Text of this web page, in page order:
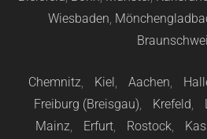
Wiesbaden,
Chemnitz, Kiel, Aachen,
Freiburg (Breisgau), Krefeld,
Mainz, Erfurt, Rostock,